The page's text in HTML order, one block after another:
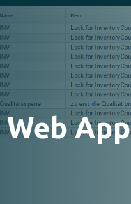
App